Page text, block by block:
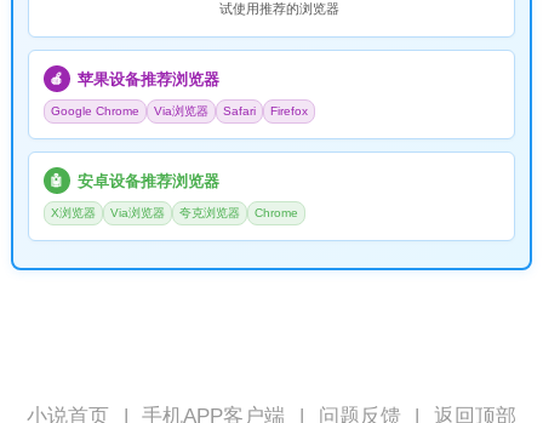
试使用推荐的浏览器
🍎 苹果设备推荐浏览器
Google Chrome Via浏览器 Safari Firefox
🤖 安卓设备推荐浏览器
X浏览器 Via浏览器 夸克浏览器 Chrome
小说首页 手机APP客户端 问题反馈 返回顶部